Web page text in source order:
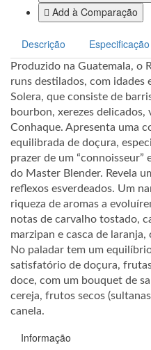
Add à Comparação
Descrição Especificação
Produzido na Guatemala, o
runs destilados, com idades
Solera, que consiste de
bourbon, xerezes delicados,
Conhaque. Apresenta uma
equilibrada de doçura,
prazer de um “connoisseur”
do Master Blender. Revela
reflexos esverdeados. Um
riqueza de aromas a
notas de carvalho tostado,
marzipan e casca de
No paladar tem um
satisfatório de doçura,
doce, com um bouquet de
cereja, frutos secos
canela.
Informação